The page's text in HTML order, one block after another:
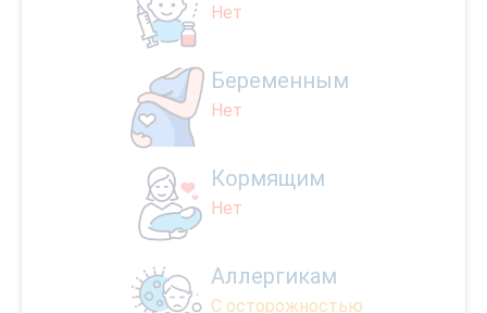
Нет
Беременным
Нет
Кормящим
Нет
Аллергикам
С осторожностью